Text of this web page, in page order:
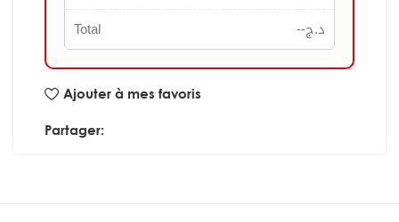
Total
--د.ج
Ajouter à mes favoris
Partager: